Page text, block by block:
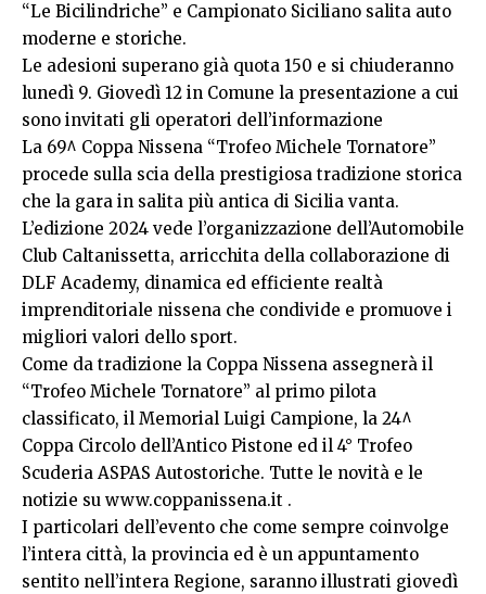
“Le Bicilindriche” e Campionato Siciliano salita auto
moderne e storiche.
Le adesioni superano già quota 150 e si chiuderanno
lunedì 9. Giovedì 12 in Comune la presentazione a cui
sono invitati gli operatori dell’informazione
La 69^ Coppa Nissena “Trofeo Michele Tornatore”
procede sulla scia della prestigiosa tradizione storica
che la gara in salita più antica di Sicilia vanta.
L’edizione 2024 vede l’organizzazione dell’Automobile
Club Caltanissetta, arricchita della collaborazione di
DLF Academy, dinamica ed efficiente realtà
imprenditoriale nissena che condivide e promuove i
migliori valori dello sport.
Come da tradizione la Coppa Nissena assegnerà il
“Trofeo Michele Tornatore” al primo pilota
classificato, il Memorial Luigi Campione, la 24^
Coppa Circolo dell’Antico Pistone ed il 4° Trofeo
Scuderia ASPAS Autostoriche. Tutte le novità e le
notizie su www.coppanissena.it .
I particolari dell’evento che come sempre coinvolge
l’intera città, la provincia ed è un appuntamento
sentito nell’intera Regione, saranno illustrati giovedì